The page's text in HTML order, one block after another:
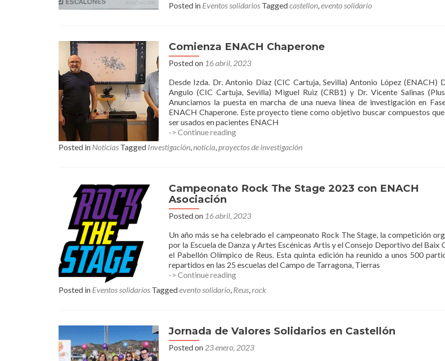
i
Posted in Eventos solidarios Taggedcastellon,evento solidario
Comienza ENACH Chaperone
Posted on 16 abril, 2023
Desde Izda. Dr. Antonio Díaz (CIC Cartuja, Sevilla) Antonio López (ENACH)
Angulo (CIC Cartuja, Sevilla) Miguel Ruiz (CRB1) y Dr. Vicente Salinas
Anunciamos la puesta en marcha de una nueva línea de investigación en
ENACH Chaperone. Este proyecto tiene como objetivo buscar compuestos
ser usados en pacientes ENACH
-> Continue readingComienza
Chaperone
Posted in Noticias Tagged Investigación,noticia,proyectos de investigación
Campeonato Rock The Stage 2023 con ENACH
Asociación
Posted on 16 abril, 2023
Un año más se ha celebrado el campeonato Rock The Stage, la competición
por la Escuela de Danza y Artes Escénicas Artis y el Consejo Deportivo del Baix
el Pabellón Olímpico de Reus. Esta quinta edición ha reunido a unos 500
repartidos en las 25 escuelas del Campo de Tarragona, Tierras
-> Continue readingCampeonato
The
ENACH
Asociación
Posted in Eventos solidarios Taggedevento solidario, Reus,rock
Jornada de Valores Solidarios en Castellón
Posted on 23 enero, 2023